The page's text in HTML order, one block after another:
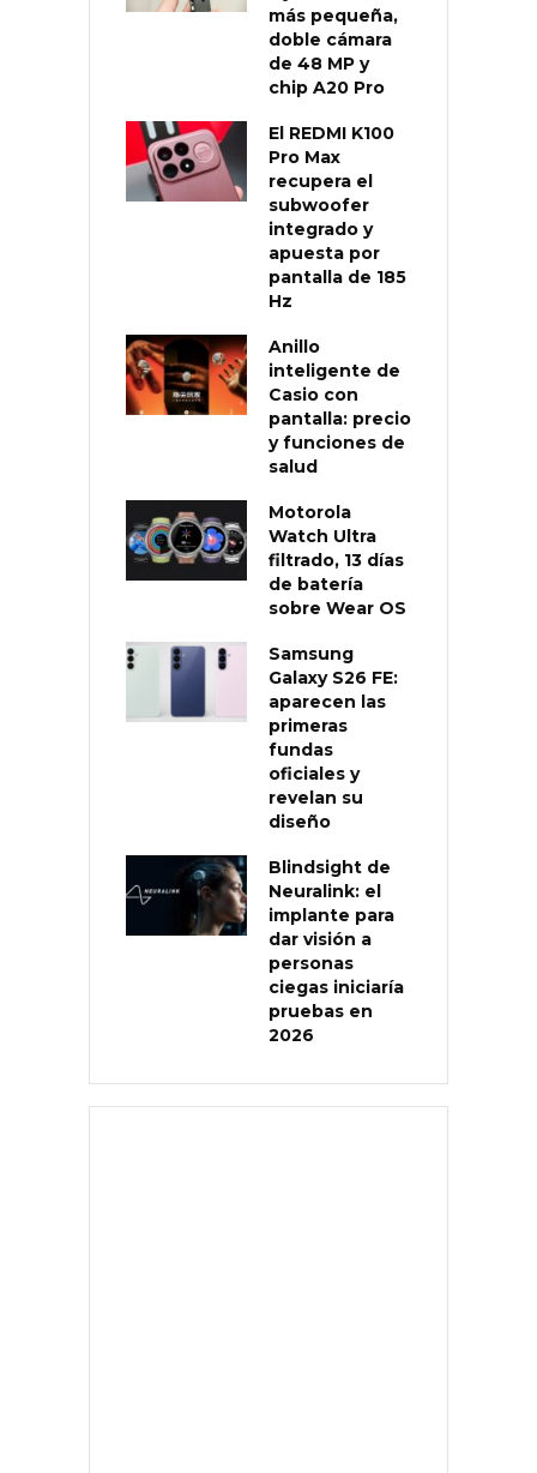
más pequeña,
doble cámara
de 48 MP y
chip A20 Pro
El REDMI K100
Pro Max
recupera el
subwoofer
integrado y
apuesta por
pantalla de 185
Hz
Anillo
inteligente de
Casio con
pantalla: precio
y funciones de
salud
Motorola
Watch Ultra
filtrado, 13 días
de batería
sobre Wear OS
Samsung
Galaxy S26 FE:
aparecen las
primeras
fundas
oficiales y
revelan su
diseño
Blindsight de
Neuralink: el
implante para
dar visión a
personas
ciegas iniciaría
pruebas en
2026